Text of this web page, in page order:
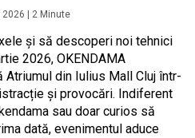
2 Minute
și să descoperi noi tehnici
2026, OKENDAMA
Atriumul din Iulius Mall Cluj într-
și provocări. Indiferent
sau doar curios să
dată, evenimentul aduce